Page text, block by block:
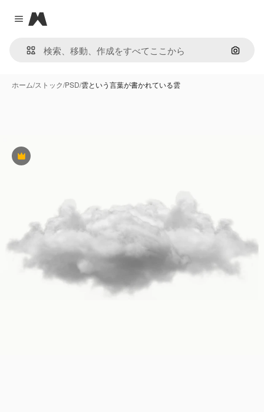
Close menu
Magnific
画像で
ホーム/ストック/PSD/雲という言葉が書かれている雲
Premium